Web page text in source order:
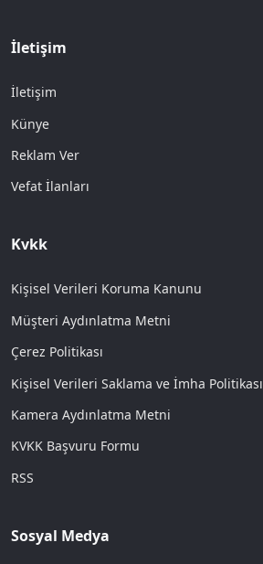
İletişim
İletişim
Künye
Reklam Ver
Vefat İlanları
Kvkk
Kişisel Verileri Koruma Kanunu
Müşteri Aydınlatma Metni
Çerez Politikası
Kişisel Verileri Saklama ve İmha Politikası
Kamera Aydınlatma Metni
KVKK Başvuru Formu
RSS
Sosyal Medya